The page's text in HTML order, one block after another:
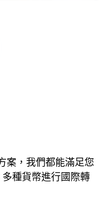
案，我們都能滿足您
種貨幣進行國際轉